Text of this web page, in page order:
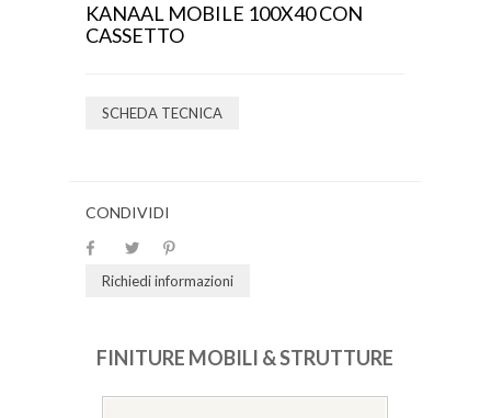
KANAAL MOBILE 100X40 CON
CASSETTO
SCHEDA TECNICA
CONDIVIDI
Richiedi informazioni
FINITURE MOBILI & STRUTTURE